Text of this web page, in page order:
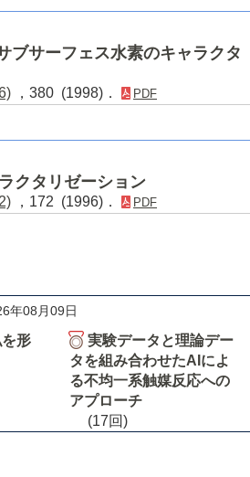
ブサーフェス水素のキャラクタ
，380 (1998)． PDF
クタリゼーション
，172 (1996)． PDF
年08月09日
形
実験データと理論デー
タを組み合わせたAIによ
る不均一系触媒反応への
アプローチ
(17回)